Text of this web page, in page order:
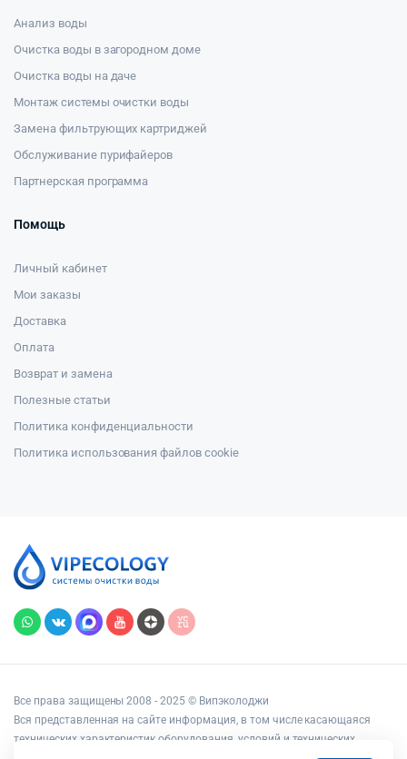
Анализ воды
Очистка воды в загородном доме
Очистка воды на даче
Монтаж системы очистки воды
Замена фильтрующих картриджей
Обслуживание пурифайеров
Партнерская программа
Помощь
Личный кабинет
Мои заказы
Доставка
Оплата
Возврат и замена
Полезные статьи
Политика конфиденциальности
Политика использования файлов cookie
Все права защищены 2008 - 2025 © Випэколоджи
Вся представленная на сайте информация, в том числе касающаяся
технических характеристик оборудования, условий и технических